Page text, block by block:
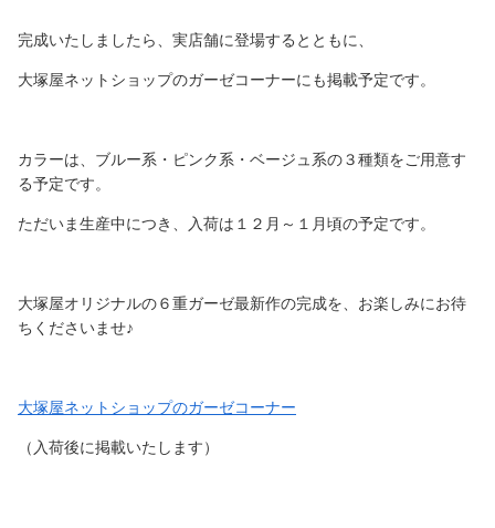
完成いたしましたら、実店舗に登場するとともに、
大塚屋ネットショップのガーゼコーナーにも掲載予定です。
カラーは、ブルー系・ピンク系・ベージュ系の３種類をご用意す
る予定です。
ただいま生産中につき、入荷は１２月～１月頃の予定です。
大塚屋オリジナルの６重ガーゼ最新作の完成を、お楽しみにお待
ちくださいませ♪
大塚屋ネットショップのガーゼコーナー
（入荷後に掲載いたします）